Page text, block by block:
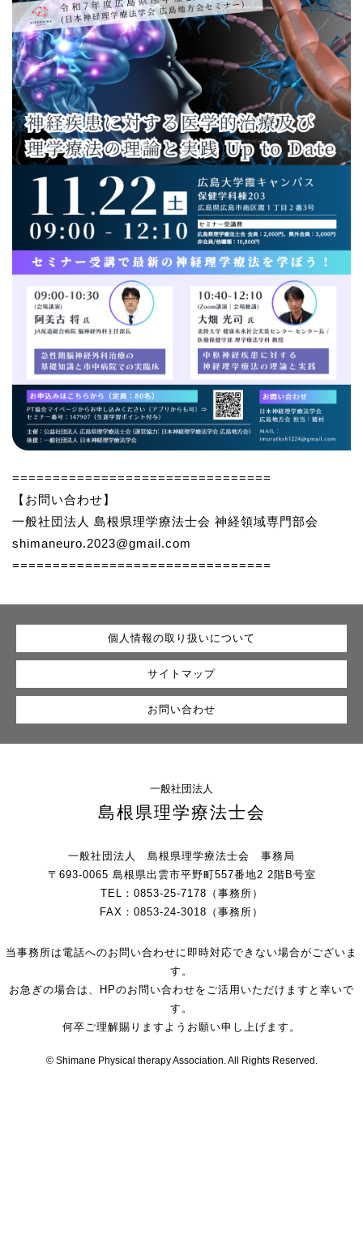
================================
【お問い合わせ】
一般社団法人 島根県理学療法士会 神経領域専門部会
shimaneuro.2023@gmail.com
================================
個人情報の取り扱いについて
サイトマップ
お問い合わせ
一般社団法人
島根県理学療法士会
一般社団法人 島根県理学療法士会 事務局
〒693-0065 島根県出雲市平野町557番地2 2階B号室
TEL：0853-25-7178（事務所）
FAX：0853-24-3018（事務所）
当事務所は電話へのお問い合わせに即時対応できない場合がございま
す。
お急ぎの場合は、HPのお問い合わせをご活用いただけますと幸いで
す。
何卒ご理解賜りますようお願い申し上げます。
© Shimane Physical therapy Association. All Rights Reserved.